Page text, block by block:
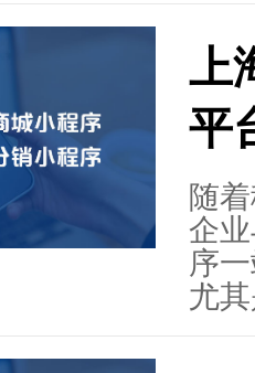
上
平
随
企
序
尤